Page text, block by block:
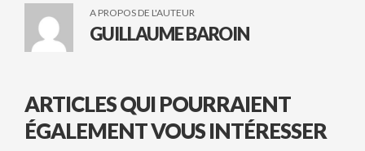
A PROPOS DE L'AUTEUR
GUILLAUME BAROIN
ARTICLES QUI POURRAIENT
ÉGALEMENT VOUS INTÉRESSER